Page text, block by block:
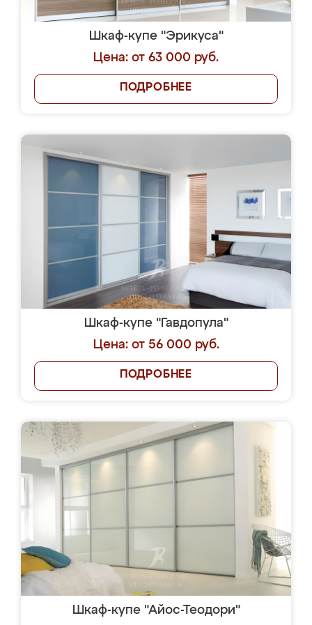
Шкаф-купе "Эрикуса"
Цена: от 63 000 руб.
ПОДРОБНЕЕ
Шкаф-купе "Гавдопула"
Цена: от 56 000 руб.
ПОДРОБНЕЕ
Шкаф-купе "Айос-Теодори"